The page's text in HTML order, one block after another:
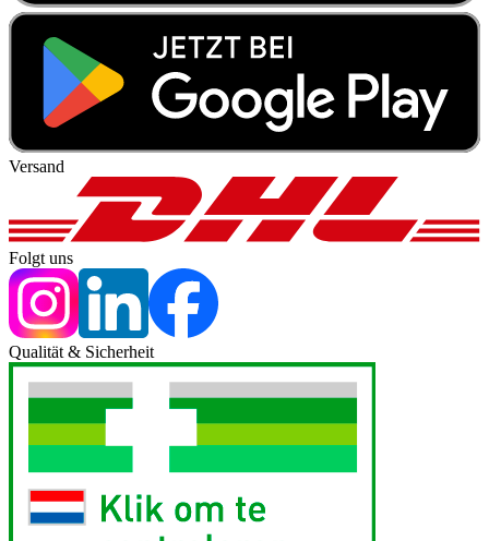
Versand
Folgt uns
Qualität & Sicherheit